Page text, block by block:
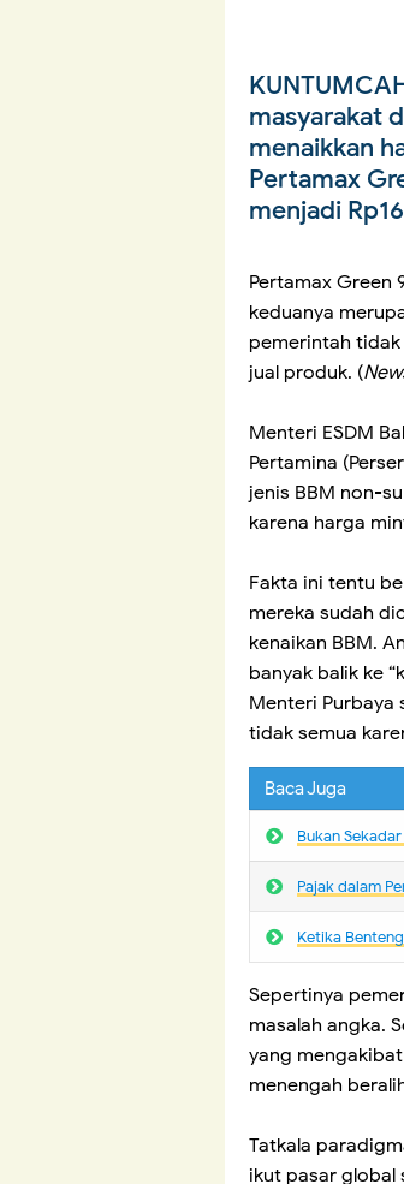
masyarakat
menaikkan
Pertamax
menjadi
Pertamax Green
keduanya
pemerintah
jual produk. (
Menteri ESDM
Pertamina
jenis BBM non-
karena harga
Fakta ini tentu
mereka sudah
kenaikan BBM.
banyak balik ke
Menteri Purbaya
tidak semua
Baca Juga
Bukan
Pajak dalam
Ketika
Sepertinya
masalah angka.
yang
menengah
Tatkala
ikut pasar global